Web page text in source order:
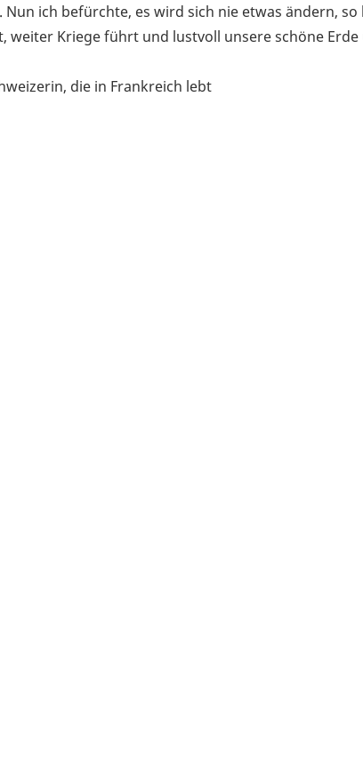
ich befürchte, es wird sich nie etwas ändern,
weiter Kriege führt und lustvoll unsere schöne
die in Frankreich lebt